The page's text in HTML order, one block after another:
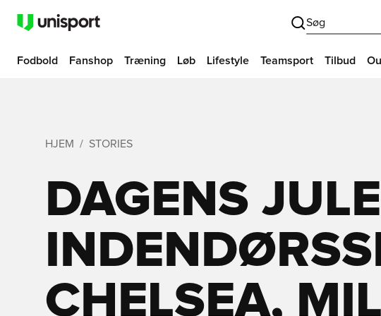
Søg
Fodbold Fanshop Træning Løb Lifestyle Teamsport Tilbud
HJEM STORIES
DAGENS
CHELSEA,